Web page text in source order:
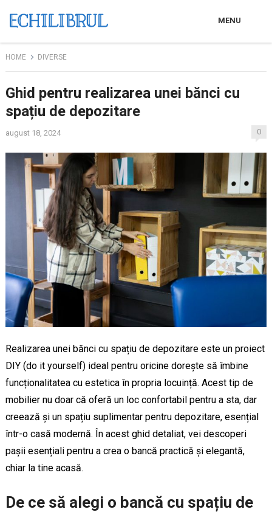
MENU
HOME DIVERSE
Ghid pentru realizarea unei bănci cu
spațiu de depozitare
august 18, 2024 0
Realizarea unei bănci cu spațiu de depozitare este un proiect
DIY (do it yourself) ideal pentru oricine dorește să îmbine
funcționalitatea cu estetica în propria locuință. Acest tip de
mobilier nu doar că oferă un loc confortabil pentru a sta, dar
creează și un spațiu suplimentar pentru depozitare, esențial
într-o casă modernă. În acest ghid detaliat, vei descoperi
pașii esențiali pentru a crea o bancă practică și elegantă,
chiar la tine acasă.
De ce să alegi o bancă cu spațiu de